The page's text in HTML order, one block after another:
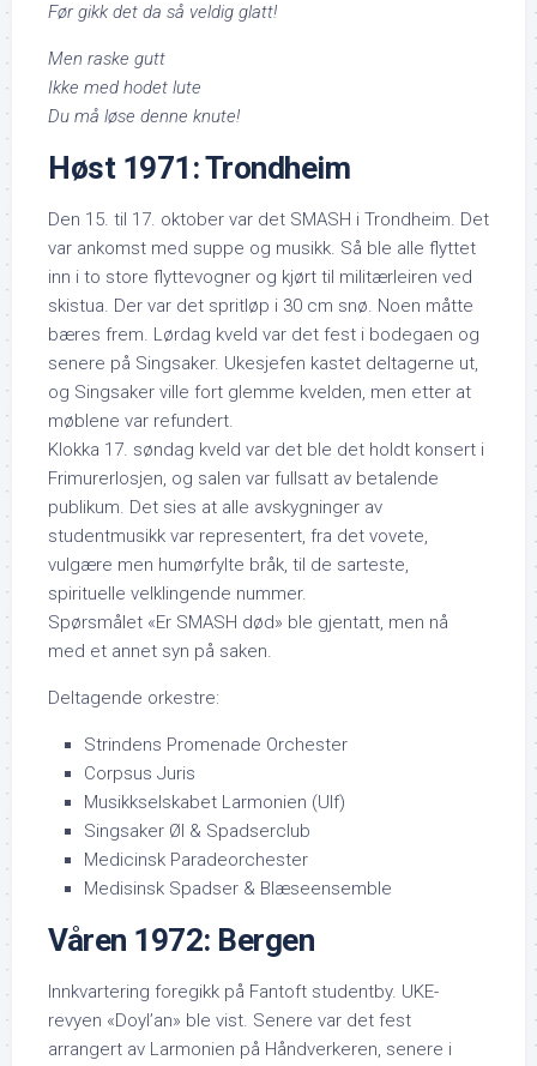
Før gikk det da så veldig glatt!
Men raske gutt
Ikke med hodet lute
Du må løse denne knute!
Høst 1971: Trondheim
Den 15. til 17. oktober var det SMASH i Trondheim. Det
var ankomst med suppe og musikk. Så ble alle flyttet
inn i to store flyttevogner og kjørt til militærleiren ved
skistua. Der var det spritløp i 30 cm snø. Noen måtte
bæres frem. Lørdag kveld var det fest i bodegaen og
senere på Singsaker. Ukesjefen kastet deltagerne ut,
og Singsaker ville fort glemme kvelden, men etter at
møblene var refundert.
Klokka 17. søndag kveld var det ble det holdt konsert i
Frimurerlosjen, og salen var fullsatt av betalende
publikum. Det sies at alle avskygninger av
studentmusikk var representert, fra det vovete,
vulgære men humørfylte bråk, til de sarteste,
spirituelle velklingende nummer.
Spørsmålet «Er SMASH død» ble gjentatt, men nå
med et annet syn på saken.
Deltagende orkestre:
Strindens Promenade Orchester
Corpsus Juris
Musikkselskabet Larmonien (Ulf)
Singsaker Øl & Spadserclub
Medicinsk Paradeorchester
Medisinsk Spadser & Blæseensemble
Våren 1972: Bergen
Innkvartering foregikk på Fantoft studentby. UKE-
revyen «Doyl’an» ble vist. Senere var det fest
arrangert av Larmonien på Håndverkeren, senere i